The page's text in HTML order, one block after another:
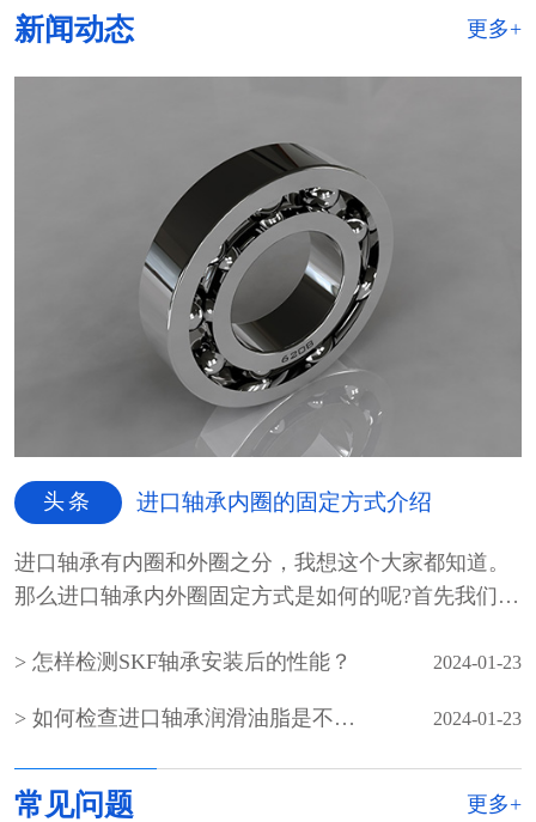
新闻动态 更多+
头条 进口轴承内圈的固定方式介绍
进口轴承有内圈和外圈之分，我想这个大家都知道。
那么进口轴承内外圈固定方式是如何的呢?首先我们先
怎样检测SKF轴承安装后的性能？
2024-01-23
如何检查进口轴承润滑油脂是不是霉变 2024-01-23
常见问题 更多+